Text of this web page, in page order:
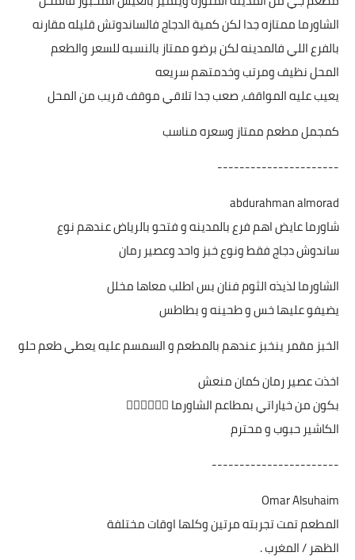
الشاورما ممتازه جدا لكن كمية الدجاج فالساندوتش قليله مقارنه
بالفرع اللي فالمدينه لكن برضو ممتاز بالنسبه للسعر والطعم
المحل نظيف ومرتب وخدمتهم سريعه
يعيب عليه المواقف، صعب جدا تلاقي موقف قريب من المحل
كمجمل مطعم ممتاز وسعره مناسب
----------------------
abdurahman almorad
شاورما عايض اهم فرع بالمدينه و فتحو بالرياض عندهم نوع
ساندوش دجاج فقط ونوع خبز واحد وعصير رمان
الشاورما لذيذه الثوم فنان بس اطلب معاها مخلل
يضيفو عليها خس و طحينه و بطاطس
الخبز مقمر ينخبز عندهم بالمطعم و السمسم عليه يعطي طعم حلو
اخذت عصير رمان كمان منعش
بكون من خياراتي بمطاعم الشاورما 👍🏻👍🏻👍🏻
الكاشير حبوب و محترم
-----------------------
Omar Alsuhaim
المطعم تمت تجربته مرتين وكلها اوقات مختلفة
الظهر / المغرب .